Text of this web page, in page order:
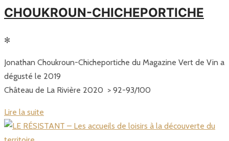
CHOUKROUN-CHICHEPORTICHE
✻
Jonathan Choukroun-Chicheportiche du Magazine Vert de Vin a
dégusté le 2019
Château de La Rivière 2020 > 92-93/100
Lire la suite